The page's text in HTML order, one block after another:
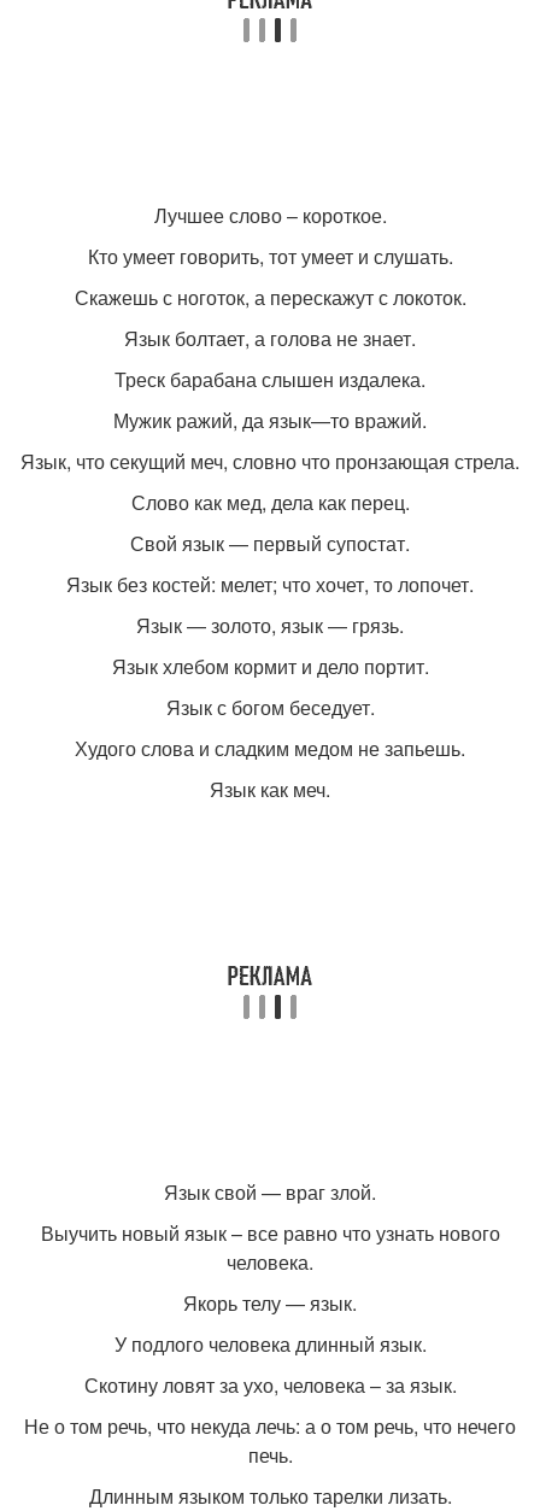
Лучшее слово – короткое.
Кто умеет говорить, тот умеет и слушать.
Скажешь с ноготок, а перескажут с локоток.
Язык болтает, а голова не знает.
Треск барабана слышен издалека.
Мужик ражий, да язык—то вражий.
Язык, что секущий меч, словно что пронзающая стрела.
Слово как мед, дела как перец.
Свой язык — первый супостат.
Язык без костей: мелет; что хочет, то лопочет.
Язык — золото, язык — грязь.
Язык хлебом кормит и дело портит.
Язык с богом беседует.
Худого слова и сладким медом не запьешь.
Язык как меч.
Язык свой — враг злой.
Выучить новый язык – все равно что узнать нового
человека.
Якорь телу — язык.
У подлого человека длинный язык.
Скотину ловят за ухо, человека – за язык.
Не о том речь, что некуда лечь: а о том речь, что нечего
печь.
Длинным языком только тарелки лизать.